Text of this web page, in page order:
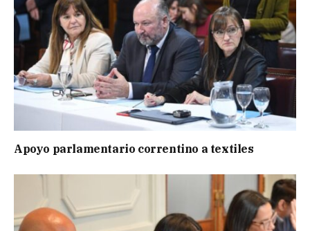
Apoyo parlamentario correntino a textiles